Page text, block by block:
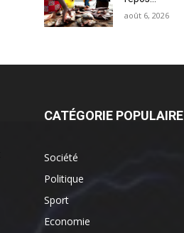
août 6, 2026
CATÉGORIE POPULAIRE
Société
Politique
Sport
Economie